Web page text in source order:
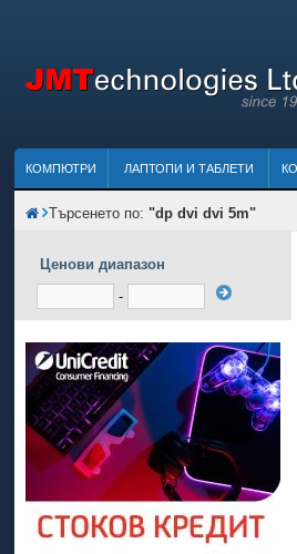
КОМПЮТРИ ЛАПТОПИ И ТАБЛЕТИ
Търсенето по: "dp dvi dvi 5m"
Ценови диапазон
-